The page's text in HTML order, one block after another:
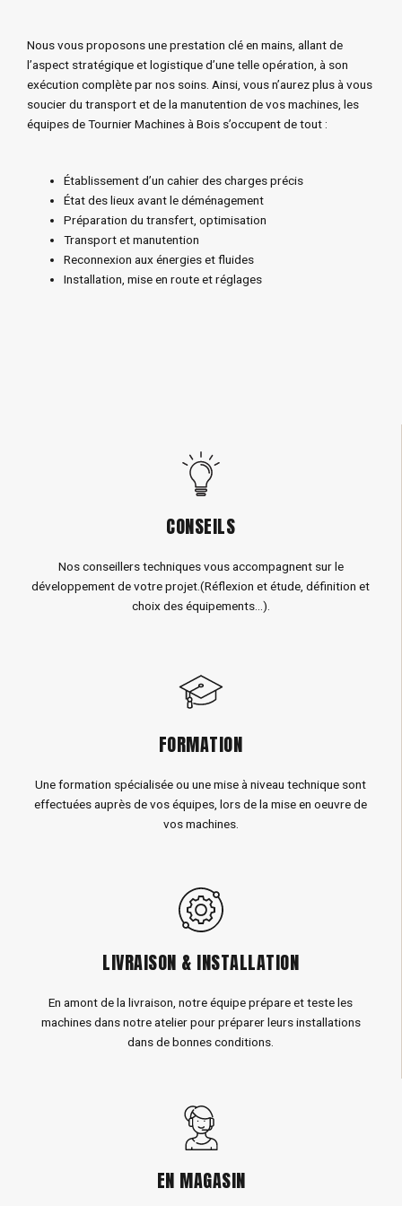
Nous vous proposons une prestation clé en mains, allant de
l’aspect stratégique et logistique d’une telle opération, à son
exécution complète par nos soins. Ainsi, vous n’aurez plus à vous
soucier du transport et de la manutention de vos machines, les
équipes de Tournier Machines à Bois s’occupent de tout :
Établissement d’un cahier des charges précis
État des lieux avant le déménagement
Préparation du transfert, optimisation
Transport et manutention
Reconnexion aux énergies et fluides
Installation, mise en route et réglages
CONSEILS
Nos conseillers techniques vous accompagnent sur le
développement de votre projet.(Réflexion et étude, définition et
choix des équipements...).
FORMATION
Une formation spécialisée ou une mise à niveau technique sont
effectuées auprès de vos équipes, lors de la mise en oeuvre de
vos machines.
LIVRAISON & INSTALLATION
En amont de la livraison, notre équipe prépare et teste les
machines dans notre atelier pour préparer leurs installations
dans de bonnes conditions.
EN MAGASIN